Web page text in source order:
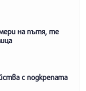
на пътя, те
с подкрепата